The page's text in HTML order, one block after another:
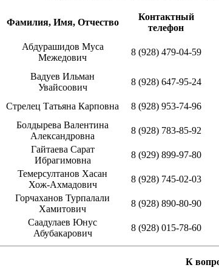
Фамилия, Имя, Отчество
Контактный
телефон
Абдурашидов Муса
Межедович
8 (928) 479-04-59
Вадуев Ильман
Увайсоович
8 (928) 647-95-24
Стрелец Татьяна Карповна
8 (928) 953-74-96
Болдырева Валентина
Александровна
8 (928) 783-85-92
Гайтаева Сарат
Ибрагимовна
8 (929) 899-97-80
Темерсултанов Хасан
Хож-Ахмадович
8 (928) 745-02-03
Горчаханов Турпалали
Хамитович
8 (928) 890-80-90
Саадулаев Юнус
Абубакарович
8 (928) 015-78-60
К